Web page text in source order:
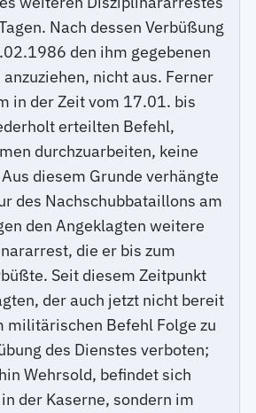
Nach dessen Verbüßung
den ihm gegebenen
nicht aus. Ferner
in der Zeit vom 17.01. bis
erteilten Befehl,
durchzuarbeiten, keine
diesem Grunde verhängte
des Nachschubbataillons am
den Angeklagten weitere
die er bis zum
Seit diesem Zeitpunkt
der auch jetzt nicht bereit
militärischen Befehl Folge zu
des Dienstes verboten;
Wehrsold, befindet sich
der Kaserne, sondern im